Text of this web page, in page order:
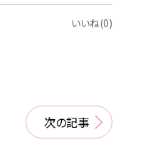
いいね(0)
次の記事